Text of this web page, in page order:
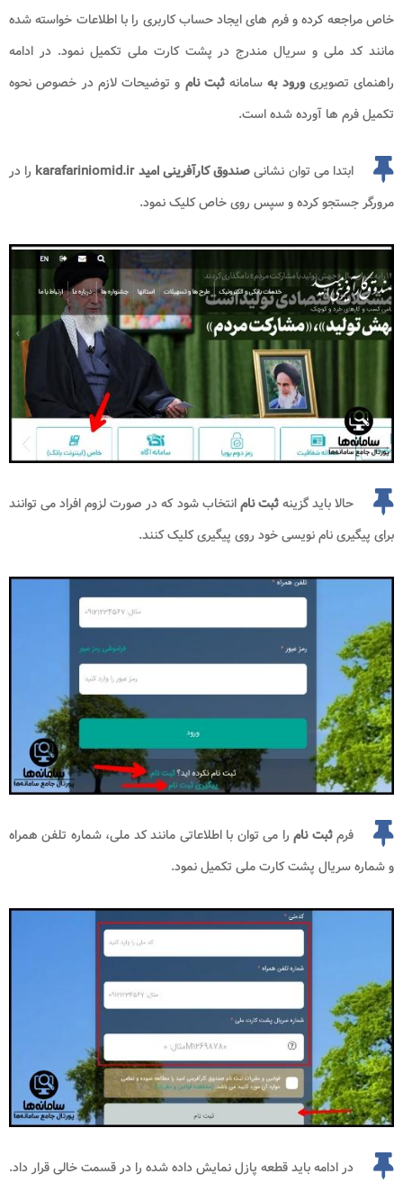
خاص مراجعه کرده و فرم های ایجاد حساب کاربری را با اطلاعات خواسته شده
مانند کد ملی و سریال مندرج در پشت کارت ملی تکمیل نمود. در ادامه
راهنمای تصویریورود بهسامانهثبت نام و توضیحات لازم در خصوص نحوه
تکمیل فرم ها آورده شده است.
ابتدا می توان نشانیصندوق کارآفرینی امید karafariniomid.ir
را در
مرورگر جستجو کرده و سپس روی خاص کلیک نمود.
حالا باید گزینهثبت نامانتخاب شود که در صورت لزوم افراد می توانند
برای پیگیری نام نویسی خود روی پیگیری کلیک کنند.
فرمثبت نامرا می توان با اطلاعاتی مانند کد ملی، شماره تلفن همراه
و شماره سریال پشت کارت ملی تکمیل نمود.
در ادامه باید قطعه پازل نمایش داده شده را در قسمت خالی قرار داد.